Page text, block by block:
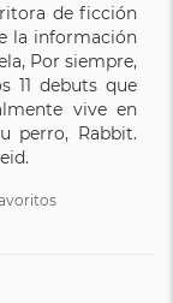
de ficción
la información
Por siempre,
11 debuts que
vive en
perro, Rabbit.